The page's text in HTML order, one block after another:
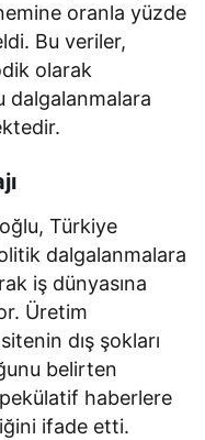
oranla yüzde
Bu veriler,
olarak
dalgalanmalara
Türkiye
dalgalanmalara
iş dünyasına
Üretim
dış şokları
belirten
haberlere
ifade etti.